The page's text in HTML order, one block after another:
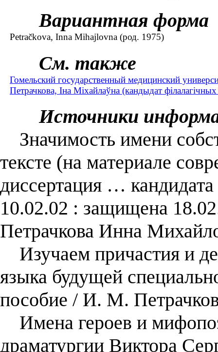
Вариантная форма
Petračkova, Inna Mihajlovna (род. 1975)
См. также
Гомельский государственный медицинский
Петрачкова, Іна Міхайлаўна (кандыдат
Источники
Значимость имени
тексте (на материале
диссертация …
10.02.02 : защищена
Петрачкова Инна
Изучаем причастия и
языка будущей
пособие / И. М.
Имена героев и
драматургии Виктора